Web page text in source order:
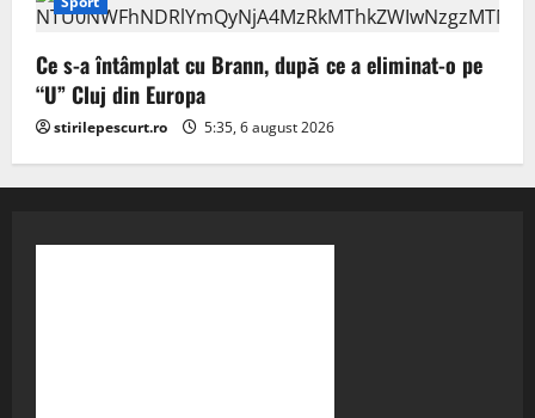
Ce s-a întâmplat cu Brann, după ce a eliminat-o pe
“U” Cluj din Europa
stirilepescurt.ro 5:35, 6 august 2026